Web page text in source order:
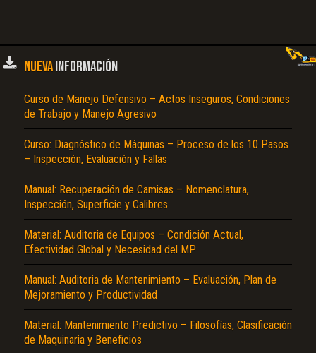
NUEVAINFORMACIÓN
Curso de Manejo Defensivo – Actos Inseguros, Condiciones
de Trabajo y Manejo Agresivo
Curso: Diagnóstico de Máquinas – Proceso de los 10 Pasos
– Inspección, Evaluación y Fallas
Manual: Recuperación de Camisas – Nomenclatura,
Inspección, Superficie y Calibres
Material: Auditoria de Equipos – Condición Actual,
Efectividad Global y Necesidad del MP
Manual: Auditoria de Mantenimiento – Evaluación, Plan de
Mejoramiento y Productividad
Material: Mantenimiento Predictivo – Filosofías, Clasificación
de Maquinaria y Beneficios